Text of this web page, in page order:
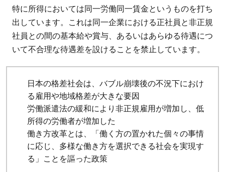
特に所得においては同一労働同一賃金というものを打ち
出しています。これは同一企業における正社員と非正規
社員との間の基本給や賞与、あるいはあらゆる待遇につ
いて不合理な待遇差を設けることを禁止しています。
日本の格差社会は、バブル崩壊後の不況下におけ
る雇用や地域格差が大きな要因
労働派遣法の緩和により非正規雇用が増加し、低
所得の労働者が増加した
働き方改革とは、「働く方の置かれた個々の事情
に応じ、多様な働き方を選択できる社会を実現す
る」ことを謳った政策